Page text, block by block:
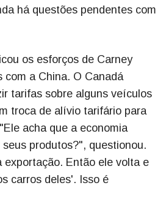
há questões pendentes com
os esforços de Carney
com a China. O Canadá
tarifas sobre alguns veículos
troca de alívio tarifário para
acha que a economia
produtos?", questionou.
exportação. Então ele volta e
carros deles'. Isso é